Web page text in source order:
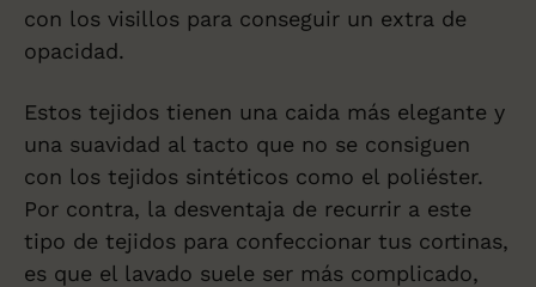
con los visillos para conseguir un extra de
opacidad.
Estos tejidos tienen una caida más elegante y
una suavidad al tacto que no se consiguen
con los tejidos sintéticos como el poliéster.
Por contra, la desventaja de recurrir a este
tipo de tejidos para confeccionar tus cortinas,
es que el lavado suele ser más complicado,